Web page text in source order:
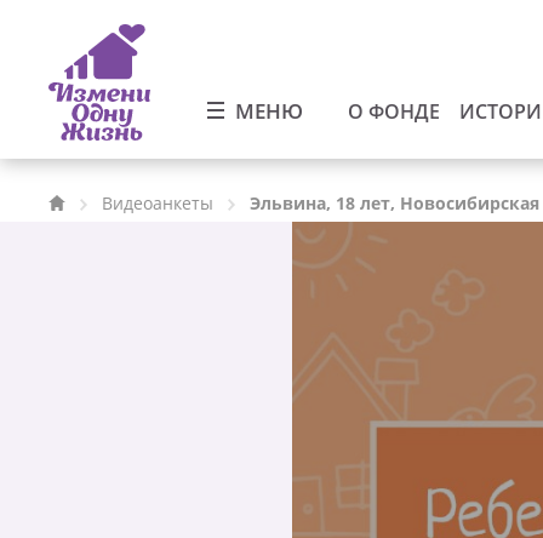
МЕНЮ О ФОНДЕ
Видеоанкеты Эльвина, 18 лет, Новосибирская